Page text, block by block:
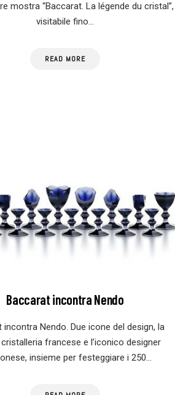
mostra “Baccarat. La légende du cristal”,
visitabile fino…
READ MORE
Baccarat incontra Nendo
incontra Nendo. Due icone del design, la
francese e l’iconico designer
insieme per festeggiare i 250…